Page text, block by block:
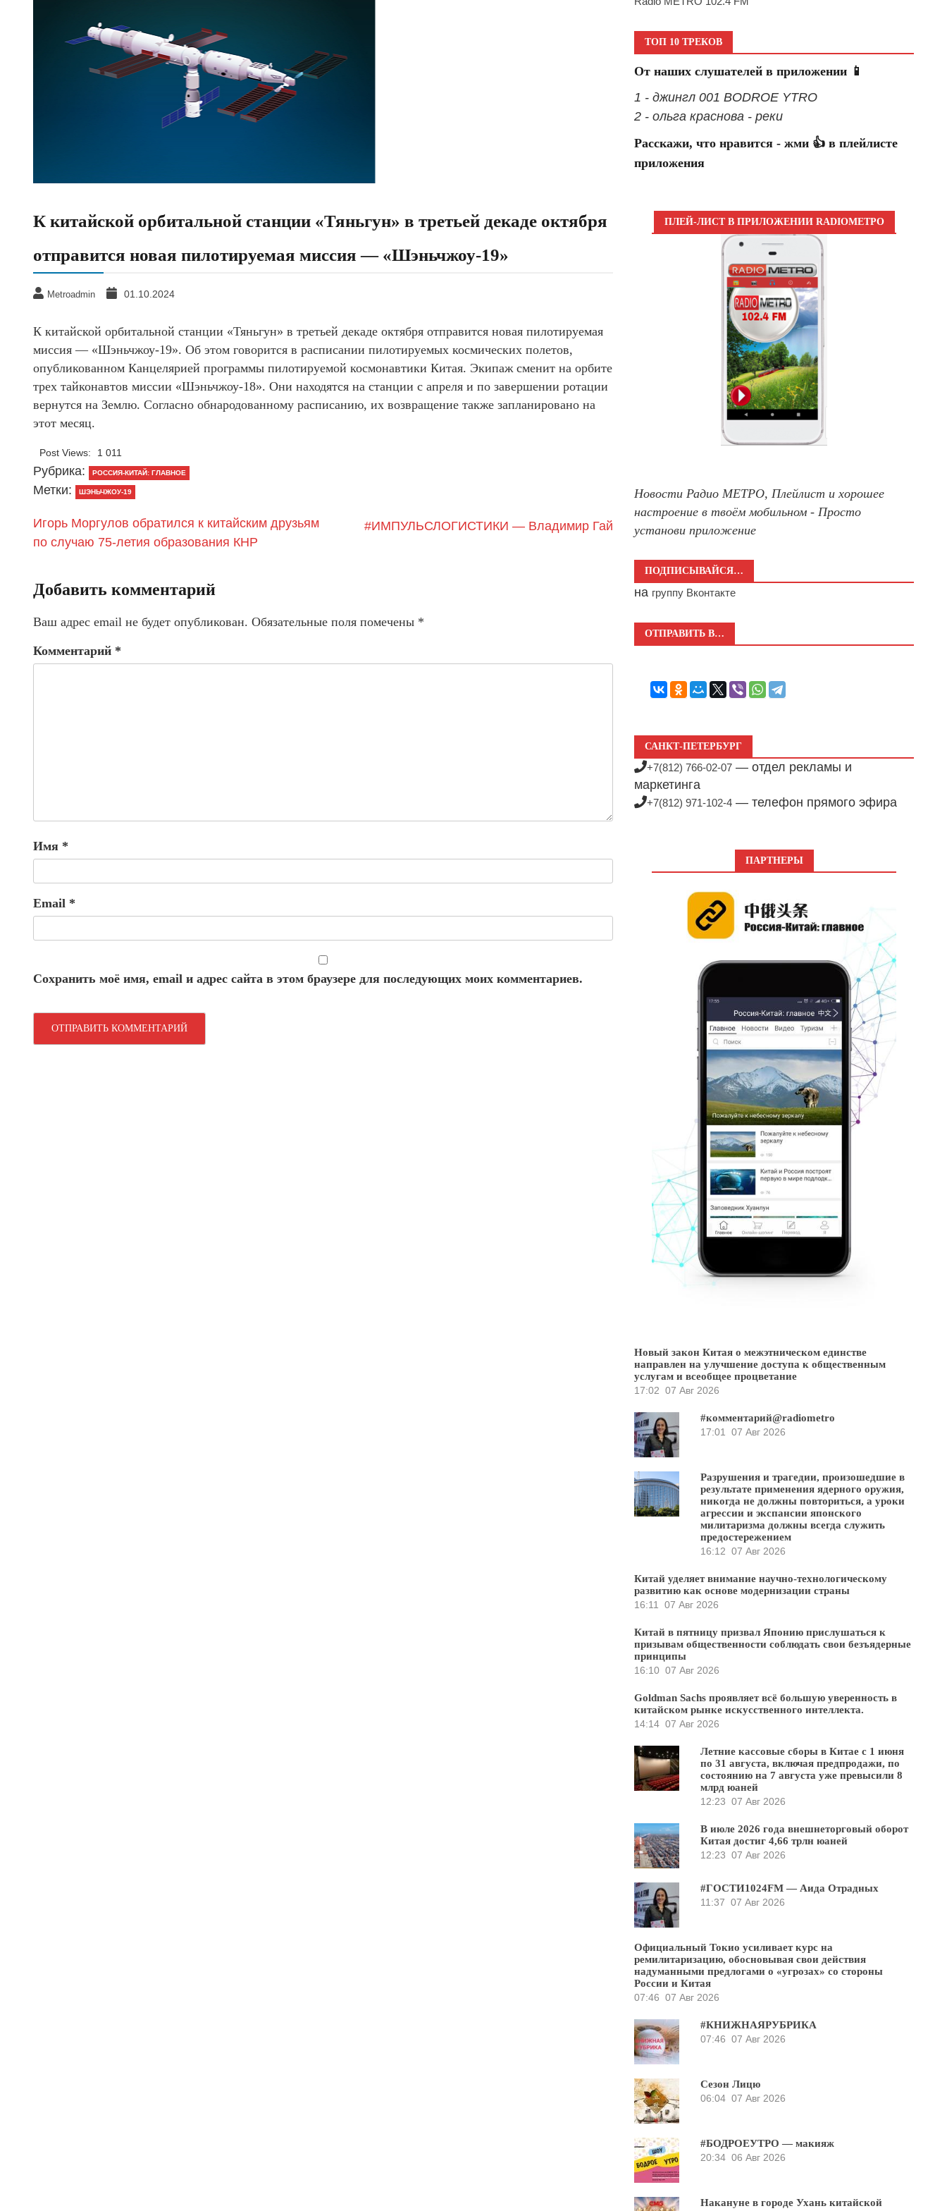
К китайской орбитальной станции «Тяньгун» в третьей декаде октября
отправится новая пилотируемая миссия — «Шэньчжоу-19»
Metroadmin 01.10.2024
К китайской орбитальной станции «Тяньгун» в третьей декаде октября отправится новая пилотируемая
миссия — «Шэньчжоу-19». Об этом говорится в расписании пилотируемых космических полетов,
опубликованном Канцелярией программы пилотируемой космонавтики Китая. Экипаж сменит на орбите
трех тайконавтов миссии «Шэньчжоу-18». Они находятся на станции с апреля и по завершении ротации
вернутся на Землю. Согласно обнародованному расписанию, их возвращение также запланировано на
этот месяц.
Post Views: 1 011
Рубрика: РОССИЯ-КИТАЙ: ГЛАВНОЕ
Метки: ШЭНЬЧЖОУ-19
Игорь Моргулов обратился к китайским друзьям
по случаю 75-летия образования КНР
#ИМПУЛЬСЛОГИСТИКИ — Владимир Гай
Добавить комментарий
Ваш адрес email не будет опубликован. Обязательные поля помечены *
Комментарий *
Имя *
Email *
Сохранить моё имя, email и адрес сайта в этом браузере для последующих моих комментариев.
ТОП 10 ТРЕКОВ
От наших слушателей в приложении 📱
1 - джингл 001 BODROE YTRO
2 - ольга краснова - реки
Расскажи, что нравится - жми 👍 в плейлисте
приложения
ПЛЕЙ-ЛИСТ В ПРИЛОЖЕНИИ RADIOМЕТРО
Новости Радио МЕТРО, Плейлист и хорошее
настроение в твоём мобильном - Просто
установи приложение
ПОДПИСЫВАЙСЯ…
на группу Вконтакте
ОТПРАВИТЬ В…
САНКТ-ПЕТЕРБУРГ
+7(812) 766-02-07 — отдел рекламы и
маркетинга
+7(812) 971-102-4 — телефон прямого эфира
ПАРТНЕРЫ
Новый закон Китая о межэтническом единстве
направлен на улучшение доступа к общественным
услугам и всеобщее процветание
17:02 07 Авг 2026
#комментарий@radiometro
17:01
07 Авг 2026
Разрушения и трагедии, произошедшие в
результате применения ядерного оружия,
никогда не должны повториться, а уроки
агрессии и экспансии японского
милитаризма должны всегда служить
предостережением
16:12 07 Авг 2026
Китай уделяет внимание научно-технологическому
развитию как основе модернизации страны
16:11
07 Авг 2026
Китай в пятницу призвал Японию прислушаться к
призывам общественности соблюдать свои безъядерные
принципы
16:10 07 Авг 2026
Goldman Sachs проявляет всё большую уверенность в
китайском рынке искусственного интеллекта.
14:14 07 Авг 2026
Летние кассовые сборы в Китае с 1 июня
по 31 августа, включая предпродажи, по
состоянию на 7 августа уже превысили 8
млрд юаней
12:23 07 Авг 2026
В июле 2026 года внешнеторговый оборот
Китая достиг 4,66 трлн юаней
12:23 07 Авг 2026
#ГОСТИ1024FM — Аида Отрадных
11:37 07 Авг 2026
Официальный Токио усиливает курс на
ремилитаризацию, обосновывая свои действия
надуманными предлогами о «угрозах» со стороны
России и Китая
07:46 07 Авг 2026
#КНИЖНАЯРУБРИКА
07:46 07 Авг 2026
Сезон Лицю
06:04 07 Авг 2026
#БОДРОЕУТРО — макияж
20:34 06 Авг 2026
Накануне в городе Ухань китайской